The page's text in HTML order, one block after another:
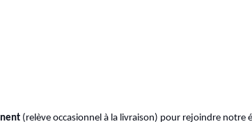
(relève occasionnel à la livraison) pour rejoindre notre